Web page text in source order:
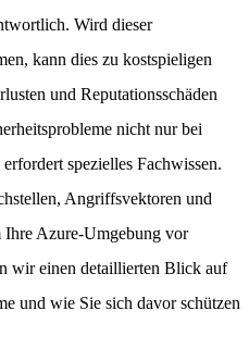
Wird dieser
kann dies zu kostspieligen
und Reputationsschäden
nicht nur bei
spezielles Fachwissen.
Angriffsvektoren und
Ihre Azure-Umgebung vor
wir einen detaillierten Blick auf
und wie Sie sich davor schützen